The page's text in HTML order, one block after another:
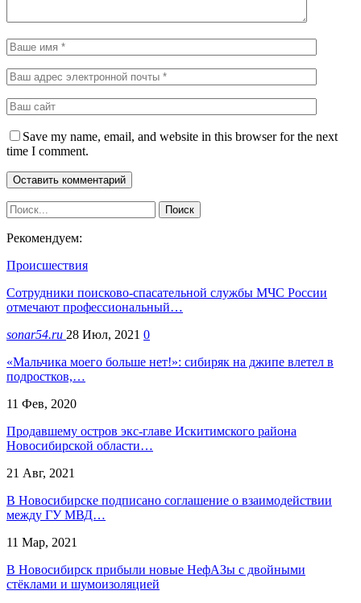
Save my name, email, and website in this browser for the next
time I comment.
Рекомендуем:
Происшествия
Сотрудники поисково-спасательной службы МЧС России
отмечают профессиональный…
sonar54.ru 28 Июл, 2021 0
«Мальчика моего больше нет!»: сибиряк на джипе влетел в
подростков,…
11 Фев, 2020
Продавшему остров экс-главе Искитимского района
Новосибирской области…
21 Авг, 2021
В Новосибирске подписано соглашение о взаимодействии
между ГУ МВД…
11 Мар, 2021
В Новосибирск прибыли новые НефАЗы с двойными
стёклами и шумоизоляцией